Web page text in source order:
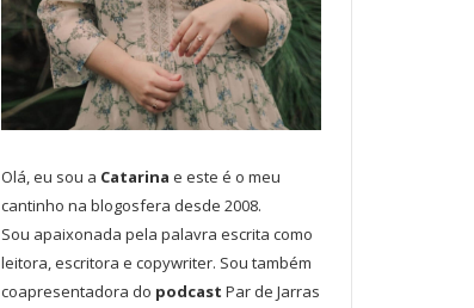
Olá, eu sou a Catarina e este é o meu
cantinho na blogosfera desde 2008.
Sou apaixonada pela palavra escrita como
leitora, escritora e copywriter. Sou também
coapresentadora do podcast Par de Jarras